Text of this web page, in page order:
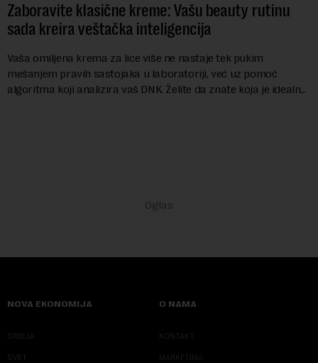
Zaboravite klasične kreme: Vašu beauty rutinu
sada kreira veštačka inteligencija
Vaša omiljena krema za lice više ne nastaje tek pukim
mešanjem pravih sastojaka u laboratoriji, već uz pomoć
algoritma koji analizira vaš DNK. Želite da znate koja je idealna
NOVA EKONOMIJA
SRBIJA
SVET
O NAMA
KONTAKT
MARKETING